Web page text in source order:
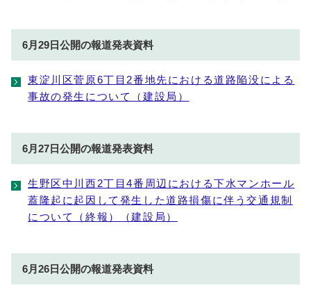
6月29日公開の報道発表資料
東淀川区菅原6丁目2番地先における道路陥没による
事故の発生について（建設局）
6月27日公開の報道発表資料
生野区中川西2丁目4番周辺における下水マンホール
蓋隆起に起因して発生した道路損傷に伴う交通規制
について（終報）（建設局）
6月26日公開の報道発表資料